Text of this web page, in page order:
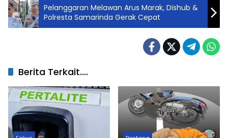
Pelanggaran Melawan Arus Marak, Dishub &
Polresta Samarinda Gerak Cepat
Berita Terkait....